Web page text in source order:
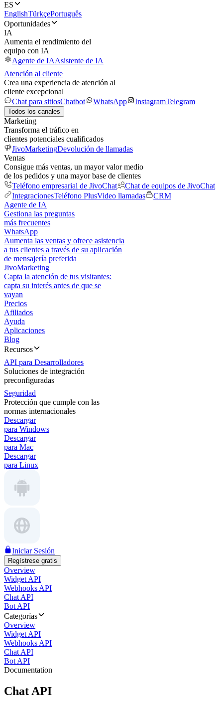
ES
EnglishTürkçePortuguês
Oportunidades
IA
Aumenta el rendimiento del
equipo con IA
Agente de IAAsistente de IA
Atención al cliente
Crea una experiencia de atención al
cliente excepcional
Chat para sitiosChatbot WhatsApp InstagramTelegram
Todos los canales
Marketing
Transforma el tráfico en
clientes potenciales cualificados
JivoMarketingDevolución de llamadas
Ventas
Consigue más ventas, un mayor valor medio
de los pedidos y una mayor base de clientes
Teléfono empresarial de JivoChat
Chat de equipos de JivoChat
IntegracionesTeléfono PlusVideo llamadas
CRM
Agente de IA
Gestiona las preguntas
más frecuentes
WhatsApp
Aumenta las ventas y ofrece asistencia
a tus clientes a través de su aplicación
de mensajería preferida
JivoMarketing
Capta la atención de tus visitantes:
capta su interés antes de que se
vayan
Precios
Afiliados
Ayuda
Aplicaciones
Blog
Recursos
API para Desarrolladores
Soluciones de integración
preconfiguradas
Seguridad
Protección que cumple con las
normas internacionales
Descargar
para Windows
Descargar
para Mac
Descargar
para Linux
Iniciar Sesión
Regístrese gratis
Overview
Widget API
Webhooks API
Chat API
Bot API
Categorías
Overview
Widget API
Webhooks API
Chat API
Bot API
Documentation
Chat API